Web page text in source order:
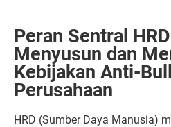
Peran Sentral
Menyusun dan
Kebijakan Anti-
Perusahaan
HRD (Sumber Daya Manusia)